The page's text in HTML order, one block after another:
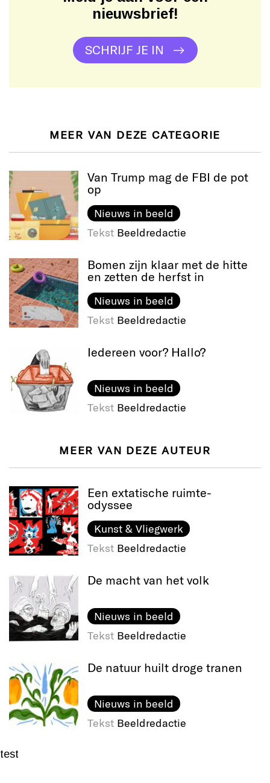
nieuwsbrief!
SCHRIJF JE IN
MEER VAN DEZE CATEGORIE
Van Trump mag de FBI de pot
op
Nieuws in beeld
Tekst Beeldredactie
Bomen zijn klaar met de hitte
en zetten de herfst in
Nieuws in beeld
Tekst Beeldredactie
Iedereen voor? Hallo?
Nieuws in beeld
Tekst Beeldredactie
MEER VAN DEZE AUTEUR
Een extatische ruimte-
odyssee
Kunst & Vliegwerk
Tekst Beeldredactie
De macht van het volk
Nieuws in beeld
Tekst Beeldredactie
De natuur huilt droge tranen
Nieuws in beeld
Tekst Beeldredactie
test